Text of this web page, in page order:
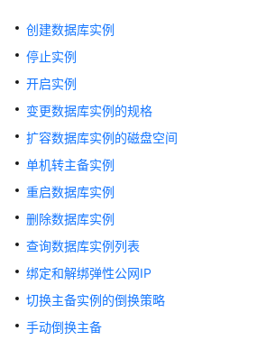
介
绍
计
费
说
明
快
速
入
门
内
核
介
创建数据库实例
停止实例
开启实例
变更数据库实例的规格
扩容数据库实例的磁盘空间
单机转主备实例
重启数据库实例
删除数据库实例
查询数据库实例列表
绑定和解绑弹性公网IP
切换主备实例的倒换策略
手动倒换主备